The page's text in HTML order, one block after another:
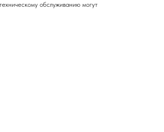
обслуживанию могут